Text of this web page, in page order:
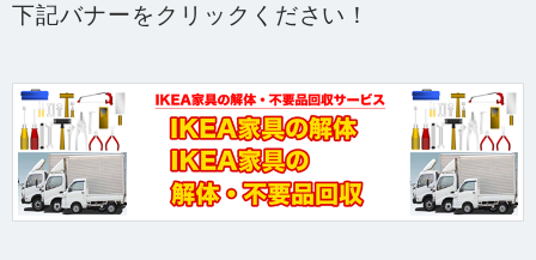
下記バナーをクリックください！